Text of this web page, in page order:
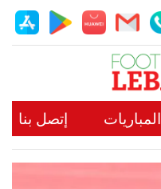
المباريات إتصل بنا